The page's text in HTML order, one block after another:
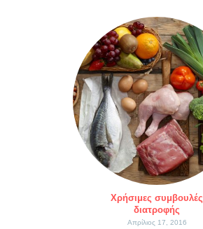
Χρήσιμες συμβουλές
διατροφής
Απρίλιος 17, 2016